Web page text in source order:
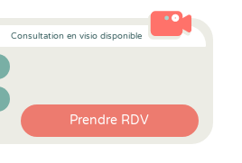
Consultation en visio disponible
Prendre RDV